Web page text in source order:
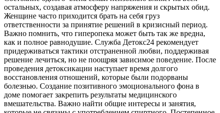
остальных, создавая атмосферу напряжения и скрытых обид.
Женщине часто приходится брать на себя груз
ответственности за принятие решений в кризисный период.
Важно помнить, что гиперопека может быть так же вредна,
как и полное равнодушие. Служба Детокс24 рекомендует
придерживаться тактики отстраненной любви, поддерживая
решение лечиться, но не поощряя зависимое поведение. После
проведения детоксикации наступает время долгого
восстановления отношений, которые были подорваны
болезнью. Создание позитивного эмоционального фона в
доме помогает закрепить результаты медицинского
вмешательства. Важно найти общие интересы и занятия,